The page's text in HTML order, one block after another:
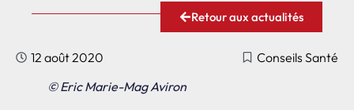
Retour aux actualités
12 août 2020
Conseils Santé
© Eric Marie-Mag Aviron